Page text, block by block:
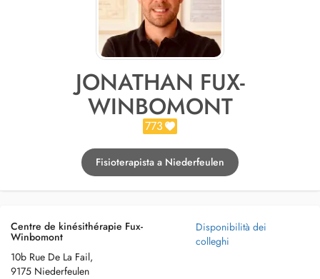
JONATHAN FUX-
WINBOMONT
773
Fisioterapista a Niederfeulen
Centre de kinésithérapie Fux-
Winbomont
10b Rue De La Fail,
9175 Niederfeulen
Disponibilità dei
colleghi